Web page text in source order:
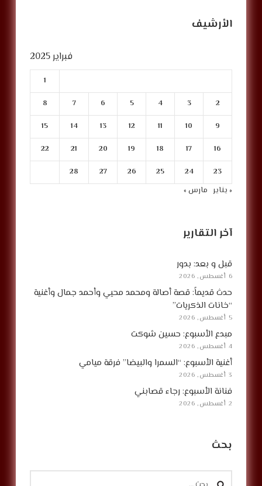
الأرشيف
فبراير 2025
1
2
3
4
5
6
7
8
9
10
11
12
13
14
15
16
17
18
19
20
21
22
23
24
25
26
27
28
« يناير مارس »
آخر التقارير
قبل و بعد: بدور
6 أغسطس, 2026
حدث قديماً: قصة أصالة ومحمد محيي وأحمد جمال وأغنية
“خانات الذكريات”
5 أغسطس, 2026
مبدع الأسبوع: حسين شوكت
4 أغسطس, 2026
أغنية الأسبوع: “السمرا والبيضا” فرقة ميامي
3 أغسطس, 2026
فنانة الأسبوع: رجاء قصابني
2 أغسطس, 2026
بحث
البحث